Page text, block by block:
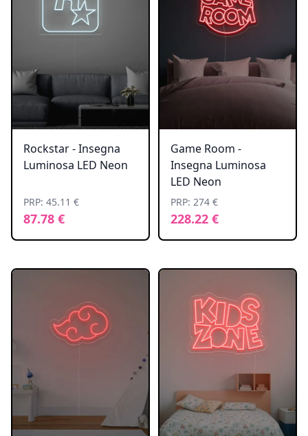
Rockstar - Insegna
Luminosa LED Neon
PRP: 45.11 €
87.78 €
Game Room -
Insegna Luminosa
LED Neon
PRP: 274 €
228.22 €